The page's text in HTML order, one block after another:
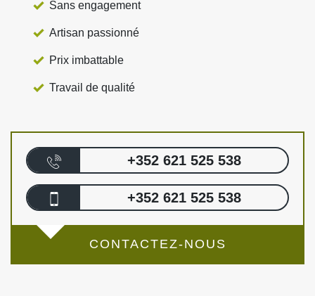
Sans engagement
Artisan passionné
Prix imbattable
Travail de qualité
+352 621 525 538
+352 621 525 538
CONTACTEZ-NOUS